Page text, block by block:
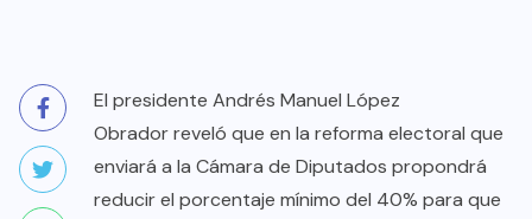
El presidente Andrés Manuel López
Obrador reveló que en la reforma electoral que
enviará a la Cámara de Diputados propondrá
reducir el porcentaje mínimo del 40% para que